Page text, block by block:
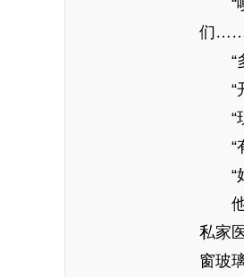
“
们……
“
“
“
“
“
私家
窗玻